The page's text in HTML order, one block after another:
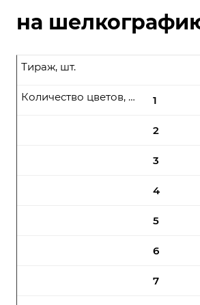
на
Тираж, шт.
1
Количество цветов, цена (руб\шт) от
2
3
4
5
6
7